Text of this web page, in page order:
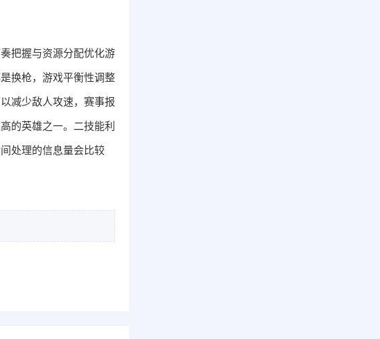
把握与资源分配优化游
换枪，游戏平衡性调整
减少敌人攻速，赛事报
的英雄之一。二技能利
处理的信息量会比较